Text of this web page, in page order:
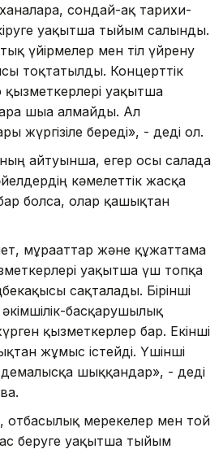
сондай-ақ тарихи-
уақытша тыйым салынды.
үйірмелер мен тіл үйрену
тоқтатылды. Концерттік
уақытша
шыға алмайды. Ал
жүргізіле береді», - деді ол.
айтуынша, егер осы салада
кәмелеттік жасқа
болса, олар қашықтан
мұрағаттар және құжаттама
уақытша үш топқа
сақталады. Бірінші
басқарушылық
қызметкерлер бар. Екінші
жұмыс істейді. Үшінші
шыққандар», - деді
отбасылық мерекелер мен той
беруге уақытша тыйым